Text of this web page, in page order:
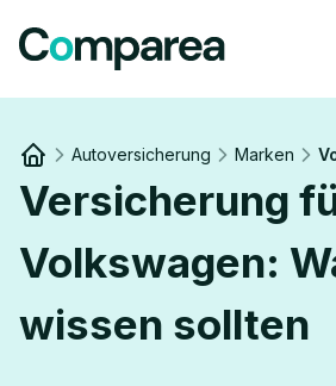
Autoversicherung Marken
Versicherung
Volkswagen:
wissen sollten